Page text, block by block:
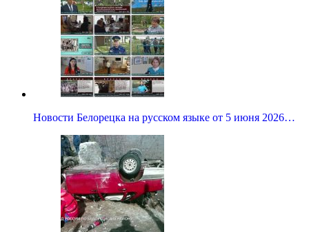
Новости Белорецка на русском языке от 5 июня 2026…